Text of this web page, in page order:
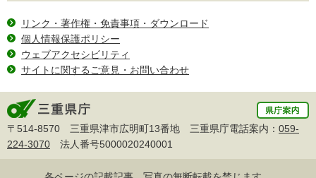
リンク・著作権・免責事項・ダウンロード
個人情報保護ポリシー
ウェブアクセシビリティ
サイトに関するご意見・お問い合わせ
〒514-8570 三重県津市広明町13番地 三重県庁電話案内： 059-
224-3070 法人番号5000020240001